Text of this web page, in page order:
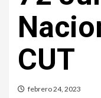
CUT
febrero 24, 2023